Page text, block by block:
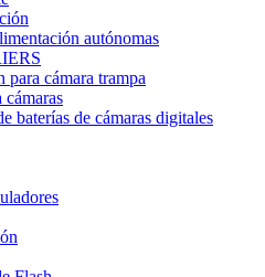
autónomas
para cámara trampa
cámaras
baterías de cámaras digitales